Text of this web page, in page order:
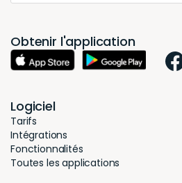
Obtenir l'application
Logiciel
Tarifs
Intégrations
Fonctionnalités
Toutes les applications